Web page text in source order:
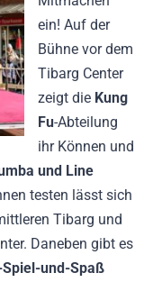
ein! Auf der
Bühne vor dem
Tibarg Center
zeigt die Kung
Fu-Abteilung
ihr Können und
und Line
testen lässt sich
Tibarg und
Daneben gibt es
und-Spaß